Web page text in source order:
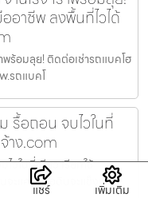
อาชีพ ลงพื้นที่ไวได้
พร้อมลุย! ติดต่อเช่ารถแบคโฮ
รถแบคโ
รื้อถอน จบไวในที่
าง.com
วในที่เดียว เรียกใช้
จะแคบหรือดินจะแข็งแค่
แชร์ เพิ่มเติม